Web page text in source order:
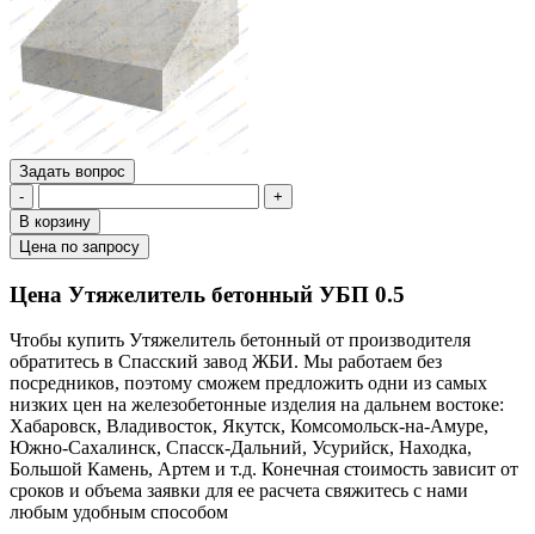
Задать вопрос
-
+
В корзину
Цена по запросу
Цена Утяжелитель бетонный УБП 0.5
Чтобы купить Утяжелитель бетонный от производителя
обратитесь в Cпасский завод ЖБИ. Мы работаем без
посредников, поэтому сможем предложить одни из самых
низких цен на железобетонные изделия на дальнем востоке:
Хабаровск, Владивосток, Якутск, Комсомольск-на-Амуре,
Южно-Сахалинск, Спасск-Дальний, Усурийск, Находка,
Большой Камень, Артем и т.д. Конечная стоимость зависит от
сроков и объема заявки для ее расчета свяжитесь с нами
любым удобным способом